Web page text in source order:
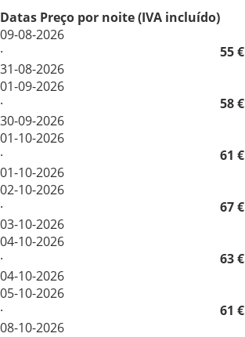
Datas Preço por noite (IVA incluído)
09-08-2026
·
31-08-2026
55 €
01-09-2026
·
30-09-2026
58 €
01-10-2026
·
01-10-2026
61 €
02-10-2026
·
03-10-2026
67 €
04-10-2026
·
04-10-2026
63 €
05-10-2026
·
08-10-2026
61 €